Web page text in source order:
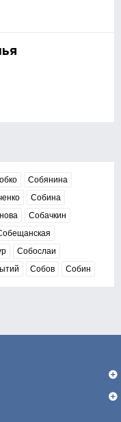
Собянина
Собина
Собачкин
Собослаи
Собов Собин